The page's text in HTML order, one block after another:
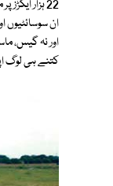
ان سوسائٹیوں
اور نہ گیس،
کتنے ہی لوگ